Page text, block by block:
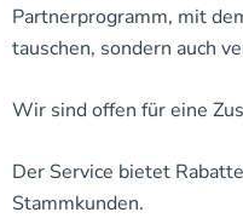
Jede
Jede
Partnerprogramm, mit
tauschen, sondern auch
Wir sind offen für eine
Der Service bietet
Stammkunden.